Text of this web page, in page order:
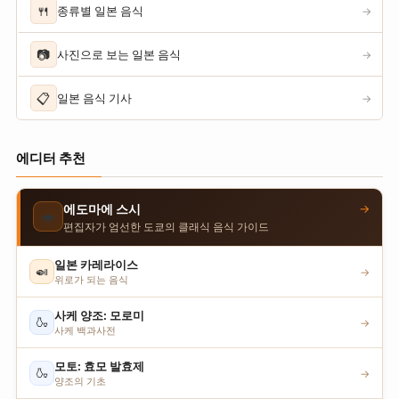
🍴 종류별 일본 음식 →
📷 사진으로 보는 일본 음식 →
📋 일본 음식 기사 →
에디터 추천
🍣 에도마에 스시
편집자가 엄선한 도쿄의 클래식 음식 가이드
→
🍛 일본 카레라이스
위로가 되는 음식
→
🍶 사케 양조: 모로미
사케 백과사전
→
🍶 모토: 효모 발효제
양조의 기초
→